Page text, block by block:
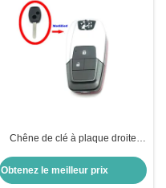
Chêne de clé à plaque droite
cuisson pliable Honda Chêne de
voiture remplacement de la
Obtenez le meilleur prix